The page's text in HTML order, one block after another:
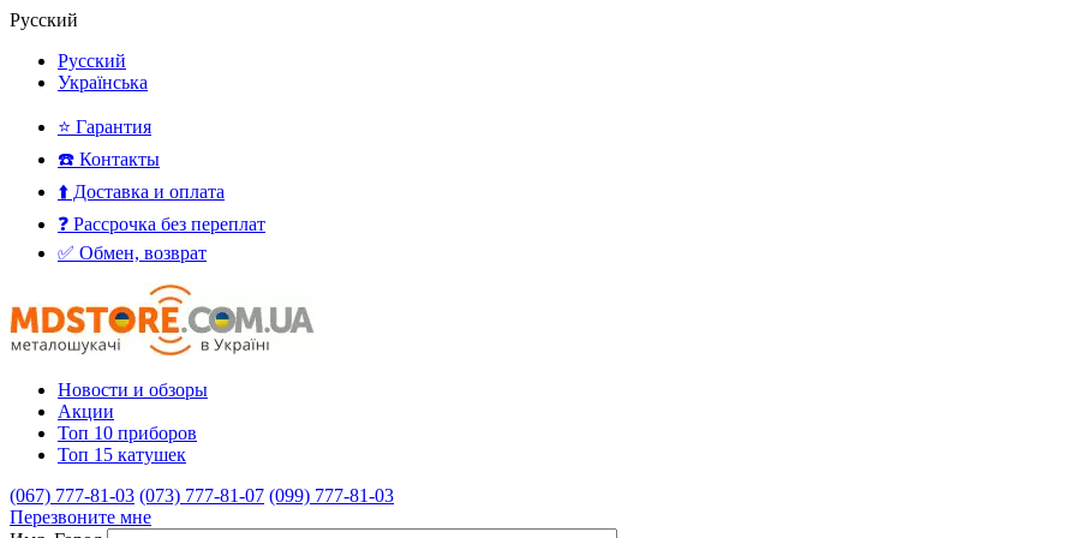
Русский
Русский
Українська
⭐ Гарантия
☎️ Контакты
⬆️ Доставка и оплата
❓ Рассрочка без переплат
✅ Обмен, возврат
Новости и обзоры
Акции
Топ 10 приборов
Топ 15 катушек
(067) 777-81-03 (073) 777-81-07 (099) 777-81-03
Перезвоните мне